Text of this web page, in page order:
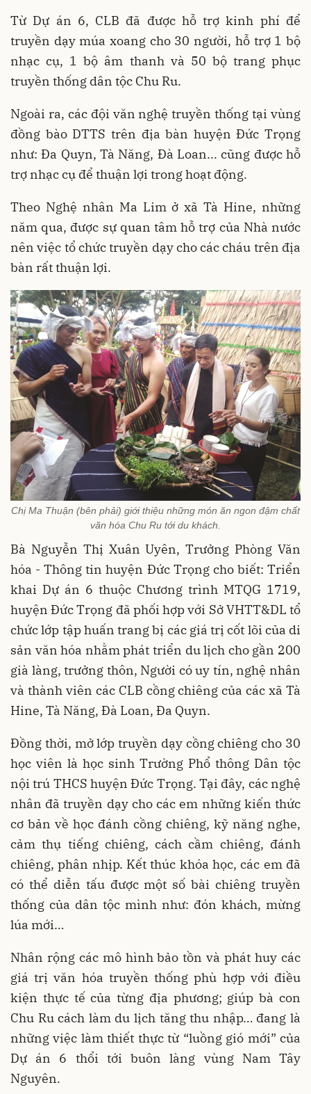
Từ Dự án 6, CLB đã được hỗ trợ kinh phí để
truyền dạy múa xoang cho 30 người, hỗ trợ 1 bộ
nhạc cụ, 1 bộ âm thanh và 50 bộ trang phục
truyền thống dân tộc Chu Ru.
Ngoài ra, các đội văn nghệ truyền thống tại vùng
đồng bào DTTS trên địa bàn huyện Đức Trọng
như: Đa Quyn, Tà Năng, Đà Loan... cũng được hỗ
trợ nhạc cụ để thuận lợi trong hoạt động.
Theo Nghệ nhân Ma Lim ở xã Tà Hine, những
năm qua, được sự quan tâm hỗ trợ của Nhà nước
nên việc tổ chức truyền dạy cho các cháu trên địa
bàn rất thuận lợi.
Chị Ma Thuận (bên phải) giới thiệu những món ăn ngon đậm chất
văn hóa Chu Ru tới du khách.
Bà Nguyễn Thị Xuân Uyên, Trưởng Phòng Văn
hóa - Thông tin huyện Đức Trọng cho biết: Triển
khai Dự án 6 thuộc Chương trình MTQG 1719,
huyện Đức Trọng đã phối hợp với Sở VHTT&DL tổ
chức lớp tập huấn trang bị các giá trị cốt lõi của di
sản văn hóa nhằm phát triển du lịch cho gần 200
già làng, trưởng thôn, Người có uy tín, nghệ nhân
và thành viên các CLB cồng chiêng của các xã Tà
Hine, Tà Năng, Đà Loan, Đa Quyn.
Đồng thời, mở lớp truyền dạy cồng chiêng cho 30
học viên là học sinh Trường Phổ thông Dân tộc
nội trú THCS huyện Đức Trọng. Tại đây, các nghệ
nhân đã truyền dạy cho các em những kiến thức
cơ bản về học đánh cồng chiêng, kỹ năng nghe,
cảm thụ tiếng chiêng, cách cầm chiêng, đánh
chiêng, phân nhịp. Kết thúc khóa học, các em đã
có thể diễn tấu được một số bài chiêng truyền
thống của dân tộc mình như: đón khách, mừng
lúa mới…
Nhân rộng các mô hình bảo tồn và phát huy các
giá trị văn hóa truyền thống phù hợp với điều
kiện thực tế của từng địa phương; giúp bà con
Chu Ru cách làm du lịch tăng thu nhập… đang là
những việc làm thiết thực từ “luồng gió mới” của
Dự án 6 thổi tới buôn làng vùng Nam Tây
Nguyên.